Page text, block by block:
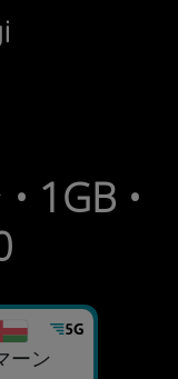
フッター
1GB •
ーン